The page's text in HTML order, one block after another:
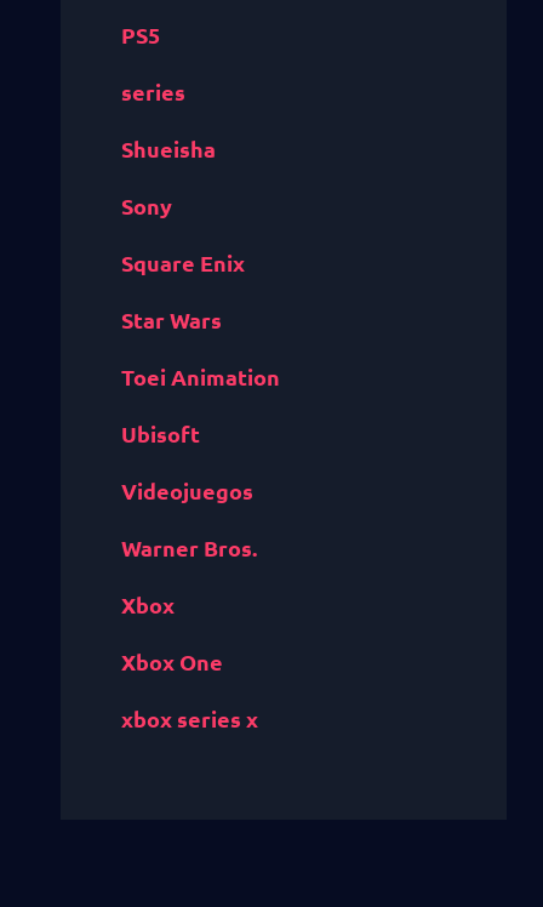
PS5
series
Shueisha
Sony
Square Enix
Star Wars
Toei Animation
Ubisoft
Videojuegos
Warner Bros.
Xbox
Xbox One
xbox series x